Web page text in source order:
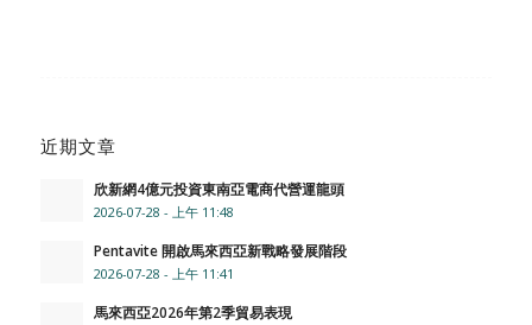
近期文章
欣新網4億元投資東南亞電商代營運龍頭
2026-07-28 - 上午 11:48
Pentavite 開啟馬來西亞新戰略發展階段
2026-07-28 - 上午 11:41
馬來西亞2026年第2季貿易表現